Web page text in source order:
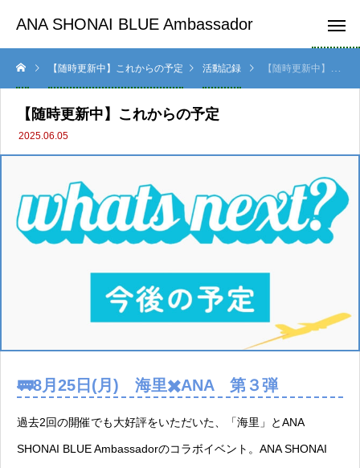
ANA SHONAI BLUE Ambassador
【随時更新中】これからの予定 活動記録 【随時更新中】これからの予定
【随時更新中】これからの予定
2025.06.05
🚃8月25日(月) 海里✖️ANA 第３弾
過去2回の開催でも大好評をいただいた、「海里」とANA
SHONAI BLUE Ambassadorのコラボイベント。ANA SHONAI